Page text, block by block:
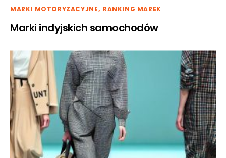
MARKI MOTORYZACYJNE RANKING MAREK
Marki indyjskich samochodów